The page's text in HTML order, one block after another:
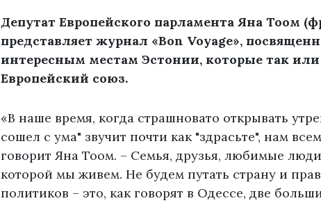
Депутат Европейского парламента Яна Тоом
представляет журнал «Bon Voyage»,
интересным местам Эстонии, которые так
Европейский союз.
«В наше время, когда страшновато открывать
сошел с ума" звучит почти как "здрасьте", нам
говорит Яна Тоом. – Семья, друзья, любимые
которой мы живем. Не будем путать страну и
политиков – это, как говорят в Одессе, две